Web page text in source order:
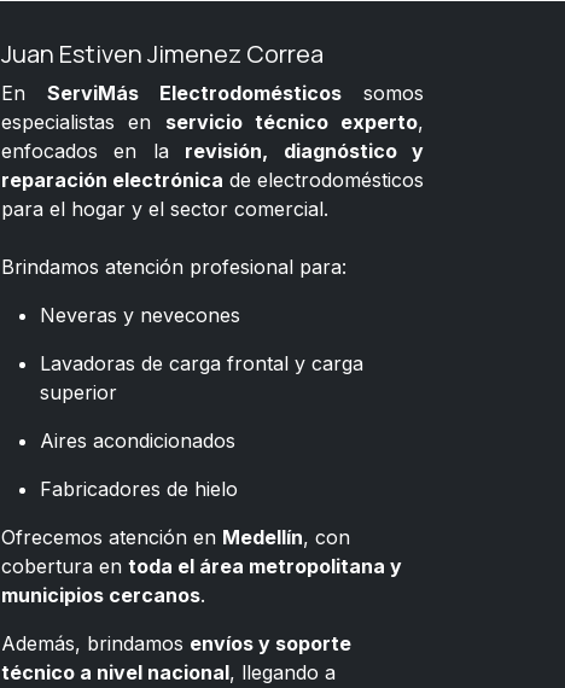
Juan Estiven Jimenez Correa
En ServiMás Electrodomésticos somos
especialistas en servicio técnico experto,
enfocados en la revisión, diagnóstico y
reparación electrónica de electrodomésticos
para el hogar y el sector comercial.
Brindamos atención profesional para:
Neveras y nevecones
Lavadoras de carga frontal y carga
superior
Aires acondicionados
Fabricadores de hielo
Ofrecemos atención en Medellín, con
cobertura en toda el área metropolitana y
municipios cercanos.
Además, brindamos envíos y soporte
técnico a nivel nacional, llegando a